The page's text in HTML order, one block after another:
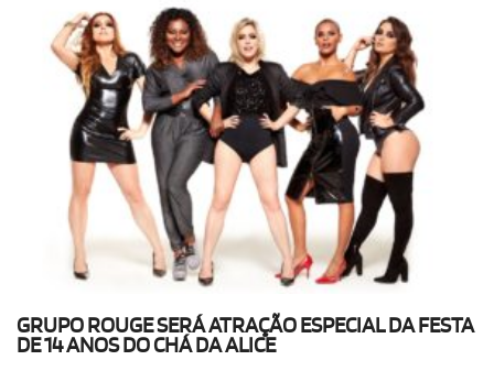
GRUPO ROUGE SERÁ ATRAÇÃO ESPECIAL DA FESTA
DE 14 ANOS DO CHÁ DA ALICE